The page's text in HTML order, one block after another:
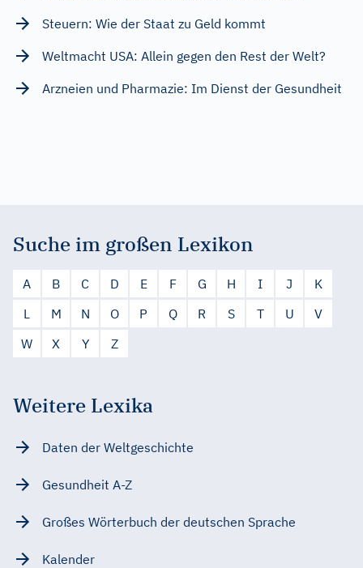
Steuern: Wie der Staat zu Geld kommt
Weltmacht USA: Allein gegen den Rest der Welt?
Arzneien und Pharmazie: Im Dienst der Gesundheit
Suche im großen Lexikon
A B C D E F G H I J
K
L
M N O P Q R S T U
V
W
X Y Z
Weitere Lexika
Daten der Weltgeschichte
Gesundheit A-Z
Großes Wörterbuch der deutschen Sprache
Kalender